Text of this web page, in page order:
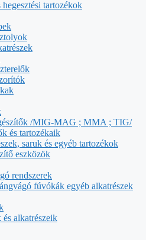
tartozékok
/MIG-MAG ; MMA ; TIG/
és tartozékaik
saruk és egyéb tartozékok
eszközök
rendszerek
fúvókák egyéb alkatrészek
alkatrészeik